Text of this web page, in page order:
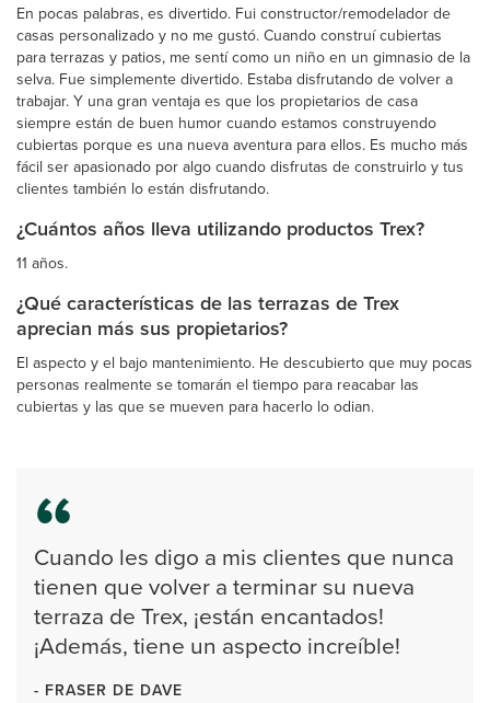
En pocas palabras, es divertido. Fui constructor/remodelador de
casas personalizado y no me gustó. Cuando construí cubiertas
para terrazas y patios, me sentí como un niño en un gimnasio de la
selva. Fue simplemente divertido. Estaba disfrutando de volver a
trabajar. Y una gran ventaja es que los propietarios de casa
siempre están de buen humor cuando estamos construyendo
cubiertas porque es una nueva aventura para ellos. Es mucho más
fácil ser apasionado por algo cuando disfrutas de construirlo y tus
clientes también lo están disfrutando.
¿Cuántos años lleva utilizando productos Trex?
11 años.
¿Qué características de las terrazas de Trex
aprecian más sus propietarios?
El aspecto y el bajo mantenimiento. He descubierto que muy pocas
personas realmente se tomarán el tiempo para reacabar las
cubiertas y las que se mueven para hacerlo lo odian.
Cuando les digo a mis clientes que nunca
tienen que volver a terminar su nueva
terraza de Trex, ¡están encantados!
¡Además, tiene un aspecto increíble!
- FRASER DE DAVE